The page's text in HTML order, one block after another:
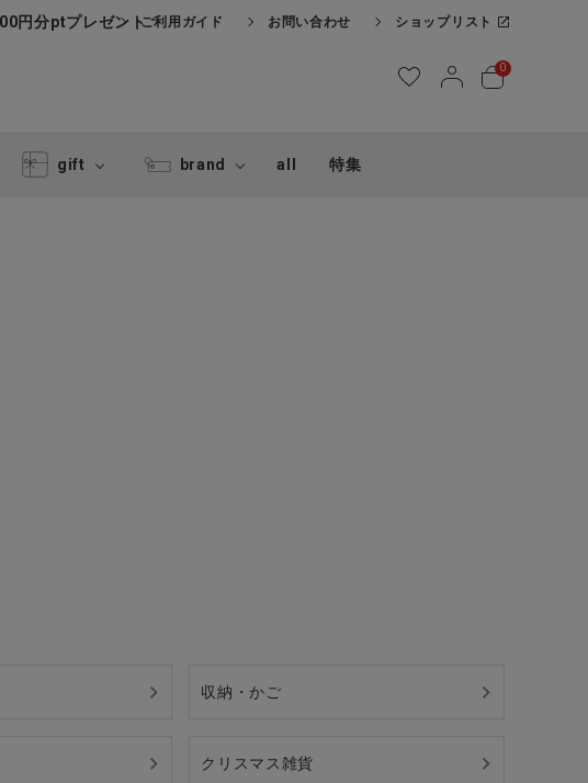
円分ptプレゼントご利用ガイド お問い合わせ ショップリスト
0
gift brand all 特集
収納・かご
クリスマス雑貨